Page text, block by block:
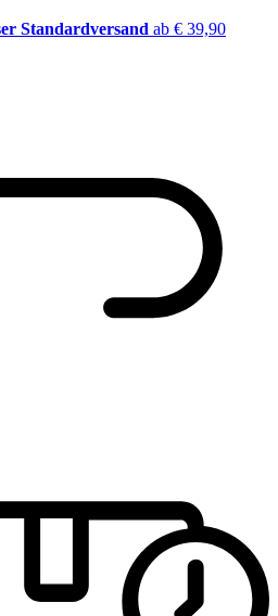
Standardversand ab € 39,90